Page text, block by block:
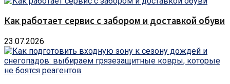
Как работает сервис с забором и доставкой обуви
23.07.2026